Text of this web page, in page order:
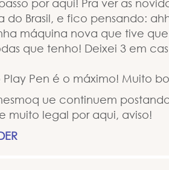
por aqui! Pra ver as
do Brasil, e fico pensando:
máquina nova que tive
que tenho! Deixei 3 em
Play Pen é o máximo! Muito
ue continuem
muito legal por aqui, aviso!